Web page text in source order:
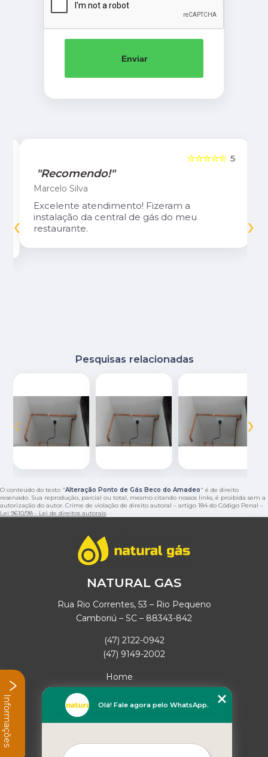
Enviar
5
☆☆☆☆☆
"Recomendo!"
Marcelo Silva
Excelente atendimento! Fizeram a
instalação da central de gás do meu
restaurante.
‹ ›
Pesquisas relacionadas
‹ ›
O conteúdo do texto "Alteração Ponto de Gás Beco do Amadeo" é de direito
reservado. Sua reprodução, parcial ou total, mesmo citando nossos links, é proibida sem a
autorização do autor. Crime de violação de direito autoral – artigo 184 do Código Penal –
Lei 9610/98 - Lei de direitos autorais.
NATURAL GAS
Rua Rio Correntes, 53 – Rio Pequeno
Camboriú – SC – 88343-842
(47) 2122-0942
(47) 9149-2002
Home
Missão
Mapa do site
Olá! Fale agora pelo WhatsApp.
Informações